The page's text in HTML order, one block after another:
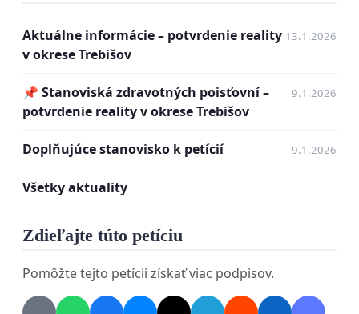
Aktuálne informácie – potvrdenie reality
v okrese Trebišov
13.1.2026
📌 Stanoviská zdravotných poisťovní –
potvrdenie reality v okrese Trebišov
9.1.2026
Doplňujúce stanovisko k petícií 9.1.2026
Všetky aktuality
Zdieľajte túto petíciu
Pomôžte tejto petícii získať viac podpisov.